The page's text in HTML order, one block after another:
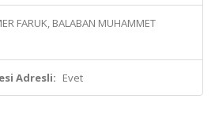
FARUK, BALABAN MUHAMMET
Adresli: Evet